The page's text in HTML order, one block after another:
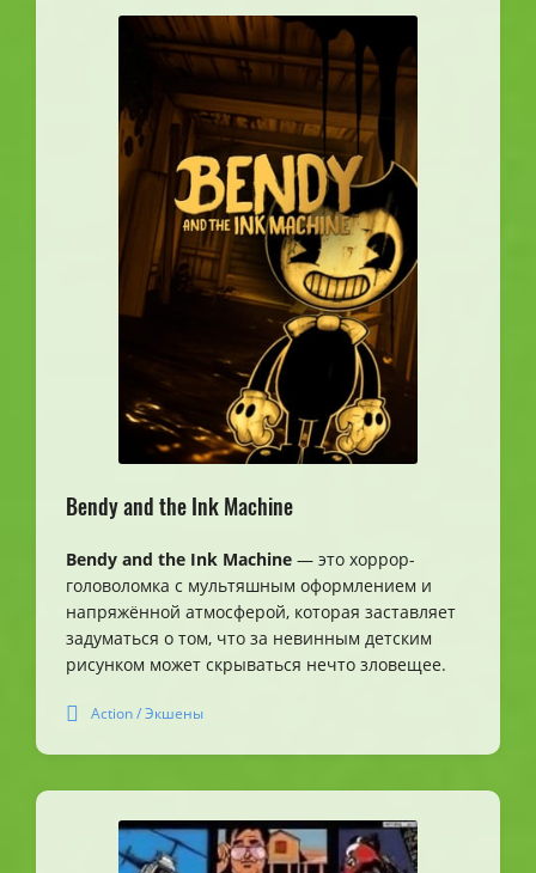
Bendy and the Ink Machine
Bendy and the Ink Machine — это хоррор-
головоломка с мультяшным оформлением и
напряжённой атмосферой, которая заставляет
задуматься о том, что за невинным детским
рисунком может скрываться нечто зловещее.
Action / Экшены